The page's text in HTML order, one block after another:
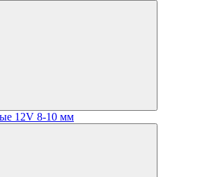
12V 8-10 мм